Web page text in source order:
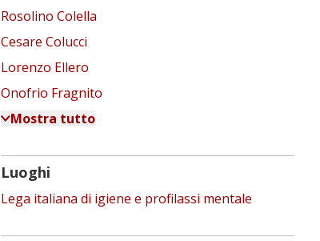
Rosolino Colella
Cesare Colucci
Lorenzo Ellero
Onofrio Fragnito
Mostra tutto
Luoghi
Lega italiana di igiene e profilassi mentale